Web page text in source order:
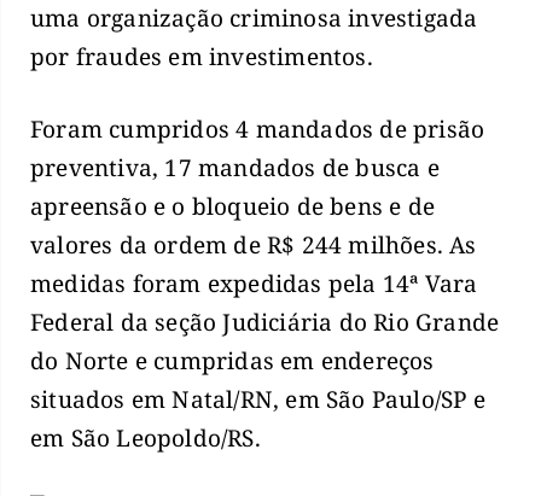
uma organização criminosa investigada
por fraudes em investimentos.
Foram cumpridos 4 mandados de prisão
preventiva, 17 mandados de busca e
apreensão e o bloqueio de bens e de
valores da ordem de R$ 244 milhões. As
medidas foram expedidas pela 14ª Vara
Federal da seção Judiciária do Rio Grande
do Norte e cumpridas em endereços
situados em Natal/RN, em São Paulo/SP e
em São Leopoldo/RS.